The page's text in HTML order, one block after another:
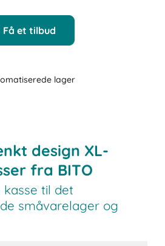
Få et tilbud
lager
design XL-
fra BITO
kasse til det
småvarelager og